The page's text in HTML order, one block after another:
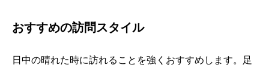
おすすめの訪問スタイル
日中の晴れた時に訪れることを強くおすすめします。足